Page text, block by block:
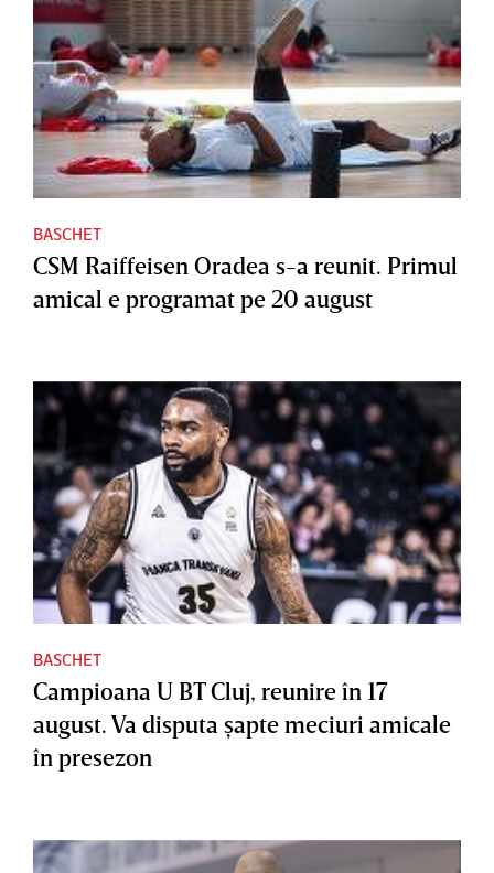
BASCHET
CSM Raiffeisen Oradea s-a reunit. Primul
amical e programat pe 20 august
BASCHET
Campioana U BT Cluj, reunire în 17
august. Va disputa şapte meciuri amicale
în presezon